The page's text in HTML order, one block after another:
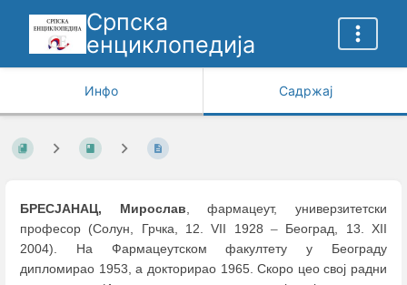
Српска
енциклопедија
Инфо Садржај
БРЕСЈАНАЦ, Мирослав, фармацеут, универзитетски
професор (Солун, Грчка, 12. VII 1928 – Београд, 13. XII
2004). На Фармацеутском факултету у Београду
дипломирао 1953, а докторирао 1965. Скоро цео свој радни